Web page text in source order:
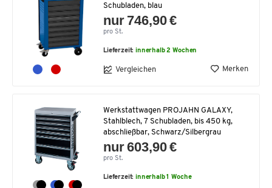
Schubladen, blau
nur 746,90 €
pro St.
Lieferzeit:innerhalb 2 Wochen
Vergleichen Merken
Werkstattwagen PROJAHN GALAXY,
Stahlblech, 7 Schubladen, bis 450 kg,
abschließbar, Schwarz/Silbergrau
nur 603,90 €
pro St.
Lieferzeit:innerhalb 1 Woche